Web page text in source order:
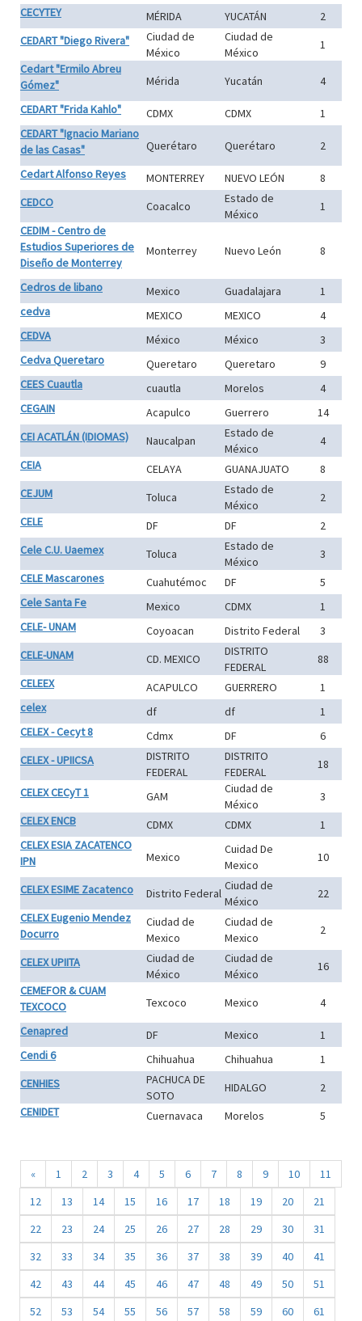
CECYTEY
MÉRIDA YUCATÁN
2
CEDART "Diego Rivera"
Ciudad de
México
Ciudad de
México
1
Cedart "Ermilo Abreu
Gómez"
Mérida Yucatán
4
CEDART "Frida Kahlo"
CDMX CDMX
1
CEDART "Ignacio Mariano
de las Casas"
Querétaro Querétaro
2
Cedart Alfonso Reyes
MONTERREY NUEVO LEÓN
8
CEDCO
Coacalco
Estado de
México
1
CEDIM - Centro de
Estudios Superiores de
Diseño de Monterrey
Monterrey Nuevo León 8
Cedros de libano Mexico Guadalajara
1
cedva
MEXICO MEXICO
4
CEDVA
México México
3
Cedva Queretaro
Queretaro Queretaro
9
CEES Cuautla
cuautla Morelos
4
CEGAIN
Acapulco Guerrero
14
CEI ACATLÁN (IDIOMAS)
Naucalpan
Estado de
México
4
CEIA
CELAYA GUANAJUATO
8
CEJUM
Toluca
Estado de
México
2
CELE
DF DF
2
Cele C.U. Uaemex
Toluca
Estado de
México
3
CELE Mascarones
Cuahutémoc DF
5
Cele Santa Fe
Mexico CDMX
1
CELE- UNAM
Coyoacan Distrito Federal
3
CELE-UNAM
CD. MEXICO
DISTRITO
FEDERAL
88
CELEEX
ACAPULCO GUERRERO
1
celex
df df
1
CELEX - Cecyt 8
Cdmx DF
6
CELEX - UPIICSA
DISTRITO
FEDERAL
DISTRITO
FEDERAL
18
CELEX CECyT 1
GAM
Ciudad de
México
3
CELEX ENCB
CDMX CDMX
1
CELEX ESIA ZACATENCO
IPN
Mexico
Cuidad De
Mexico
10
CELEX ESIME Zacatenco Distrito Federal
Ciudad de
México
22
CELEX Eugenio Mendez
Docurro
Ciudad de
Mexico
Ciudad de
Mexico
2
CELEX UPIITA
Ciudad de
México
Ciudad de
México
16
CEMEFOR & CUAM
TEXCOCO
Texcoco Mexico
4
Cenapred
DF Mexico
1
Cendi 6
Chihuahua Chihuahua
1
CENHIES
PACHUCA DE
SOTO
HIDALGO
2
CENIDET
Cuernavaca Morelos 5
« 1 2 3 4 5 6 7 8 9 10
11
12
13 14 15 16 17 18 19 20
21
22
23 24 25 26 27 28 29 30
31
32
33 34 35 36 37 38 39 40
41
42
43 44 45 46 47 48 49 50
51
52
53 54 55 56 57 58 59 60 61